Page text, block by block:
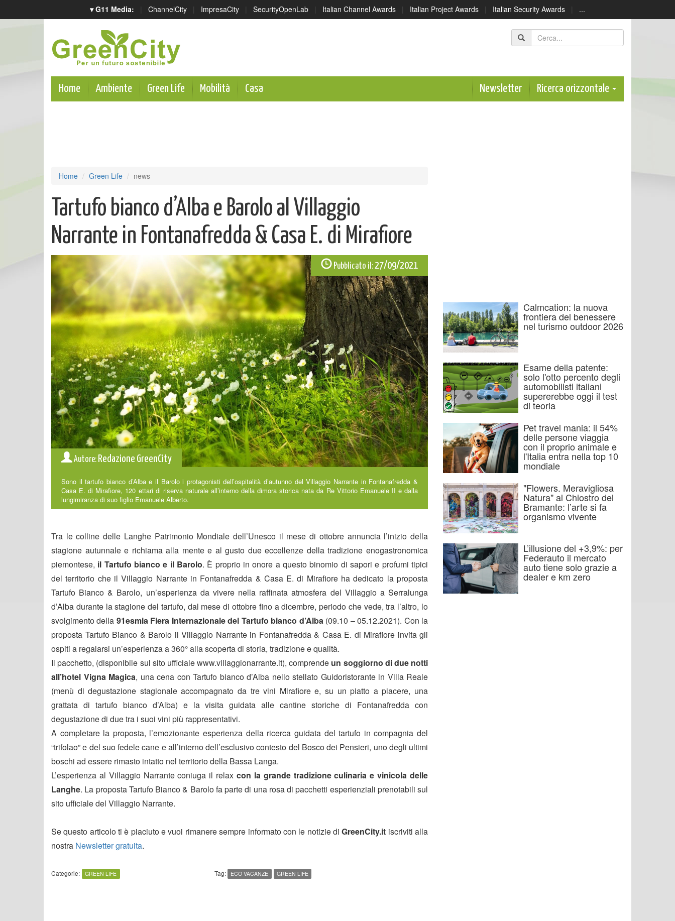
▾ G11 Media: | ChannelCity | ImpresaCity | SecurityOpenLab | Italian Channel Awards | Italian Project Awards | Italian Security Awards | ...
Home Ambiente Green Life Mobilità Casa Newsletter Ricerca orizzontale
Home Green Life news
Tartufo bianco d’Alba e Barolo al Villaggio
Narrante in Fontanafredda & Casa E. di Mirafiore
Pubblicato il:27/09/2021
Autore: Redazione GreenCity
Sono il tartufo bianco d’Alba e il Barolo i protagonisti dell’ospitalità d’autunno del Villaggio Narrante in Fontanafredda &
Casa E. di Mirafiore, 120 ettari di riserva naturale all’interno della dimora storica nata da Re Vittorio Emanuele II e dalla
lungimiranza di suo figlio Emanuele Alberto.
Tra le colline delle Langhe Patrimonio Mondiale dell’Unesco il mese di ottobre annuncia l’inizio della
stagione autunnale e richiama alla mente e al gusto due eccellenze della tradizione enogastronomica
piemontese, il Tartufo bianco e il Barolo. È proprio in onore a questo binomio di sapori e profumi tipici
del territorio che il Villaggio Narrante in Fontanafredda & Casa E. di Mirafiore ha dedicato la proposta
Tartufo Bianco & Barolo, un’esperienza da vivere nella raffinata atmosfera del Villaggio a Serralunga
d’Alba durante la stagione del tartufo, dal mese di ottobre fino a dicembre, periodo che vede, tra l’altro, lo
svolgimento della 91esmia Fiera Internazionale del Tartufo bianco d’Alba(09.10 – 05.12.2021). Con la
proposta Tartufo Bianco & Barolo il Villaggio Narrante in Fontanafredda & Casa E. di Mirafiore invita gli
ospiti a regalarsi un’esperienza a 360° alla scoperta di storia, tradizione e qualità.
Il pacchetto, (disponibile sul sito ufficiale www.villaggionarrante.it), comprende un soggiorno di due notti
all’hotel Vigna Magica, una cena con Tartufo bianco d’Alba nello stellato Guidoristorante in Villa Reale
(menù di degustazione stagionale accompagnato da tre vini Mirafiore e, su un piatto a piacere, una
grattata di tartufo bianco d’Alba) e la visita guidata alle cantine storiche di Fontanafredda con
degustazione di due tra i suoi vini più rappresentativi.
A completare la proposta, l’emozionante esperienza della ricerca guidata del tartufo in compagnia del
“trifolao” e del suo fedele cane e all’interno dell’esclusivo contesto del Bosco dei Pensieri, uno degli ultimi
boschi ad essere rimasto intatto nel territorio della Bassa Langa.
L’esperienza al Villaggio Narrante coniuga il relax con la grande tradizione culinaria e vinicola delle
Langhe. La proposta Tartufo Bianco & Barolo fa parte di una rosa di pacchetti esperienziali prenotabili sul
sito ufficiale del Villaggio Narrante.
Se questo articolo ti è piaciuto e vuoi rimanere sempre informato con le notizie diGreenCity.it iscriviti alla
nostra Newsletter gratuita.
Categorie: GREEN LIFE Tag: ECO VACANZE GREEN LIFE
Calmcation: la nuova
frontiera del benessere
nel turismo outdoor 2026
Esame della patente:
solo l'otto percento degli
automobilisti italiani
supererebbe oggi il test
di teoria
Pet travel mania: il 54%
delle persone viaggia
con il proprio animale e
l'Italia entra nella top 10
mondiale
"Flowers. Meravigliosa
Natura" al Chiostro del
Bramante: l’arte si fa
organismo vivente
L’illusione del +3,9%: per
Federauto il mercato
auto tiene solo grazie a
dealer e km zero